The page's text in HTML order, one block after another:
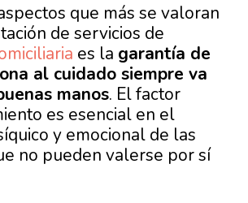
que más se valoran
de servicios de
es la garantía de
al cuidado siempre va
manos. El factor
es esencial en el
y emocional de las
no pueden valerse por sí